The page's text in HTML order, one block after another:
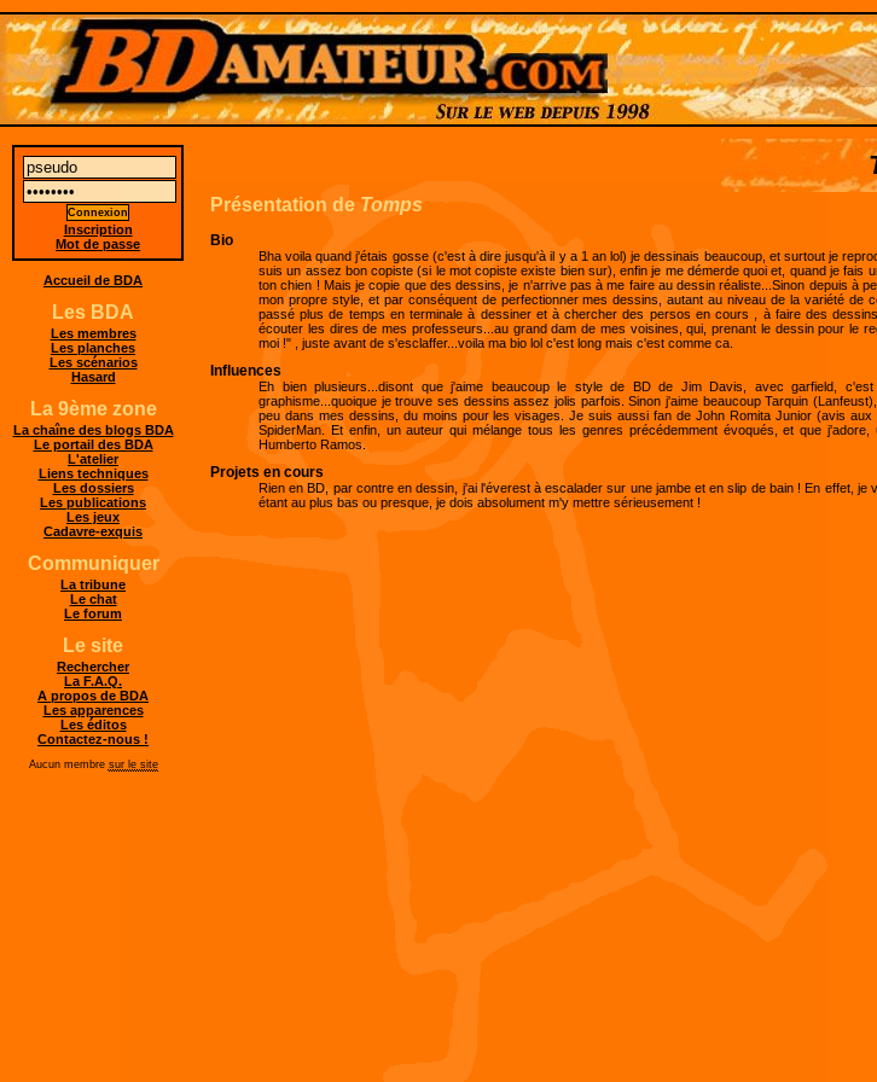
Présentation de Tomps
Bio
Bha voila quand j'étais gosse (c'est à dire jusqu'à il y a 1 an lol) je dessinais beaucoup, et surtout je
suis un assez bon copiste (si le mot copiste existe bien sur), enfin je me démerde quoi et, quand je fais
ton chien ! Mais je copie que des dessins, je n'arrive pas à me faire au dessin réaliste...Sinon depuis à
mon propre style, et par conséquent de perfectionner mes dessins, autant au niveau de la variété de
passé plus de temps en terminale à dessiner et à chercher des persos en cours , à faire des
écouter les dires de mes professeurs...au grand dam de mes voisines, qui, prenant le dessin pour le
moi !" , juste avant de s'esclaffer...voila ma bio lol c'est long mais c'est comme ca.
Influences
Eh bien plusieurs...disont que j'aime beaucoup le style de BD de Jim Davis, avec garfield,
graphisme...quoique je trouve ses dessins assez jolis parfois. Sinon j'aime beaucoup Tarquin
peu dans mes dessins, du moins pour les visages. Je suis aussi fan de John Romita Junior (avis
SpiderMan. Et enfin, un auteur qui mélange tous les genres précédemment évoqués, et que
Humberto Ramos.
Projets en cours
Rien en BD, par contre en dessin, j'ai l'éverest à escalader sur une jambe et en slip de bain ! En effet,
étant au plus bas ou presque, je dois absolument m'y mettre sérieusement !
Inscription
Mot de passe
Accueil de BDA
Les BDA
Les membres
Les planches
Les scénarios
Hasard
La 9ème zone
La chaîne des blogs BDA
Le portail des BDA
L'atelier
Liens techniques
Les dossiers
Les publications
Les jeux
Cadavre-exquis
Communiquer
La tribune
Le chat
Le forum
Le site
Rechercher
La F.A.Q.
A propos de BDA
Les apparences
Les éditos
Contactez-nous !
Aucun membre sur le site